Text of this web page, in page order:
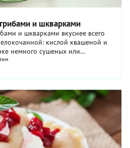
и шкварками
и шкварками вкуснее всего
кислой квашеной и
немного сушеных или
например, белых, а если не
— обязательно возьмите
и пожарьте хрустящие шкварки
которые вы когда-либо
пошаговый рецепт с
научитесь не только готовить
их подавать.